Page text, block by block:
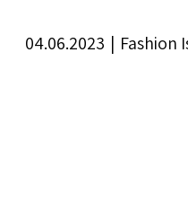
Fashion
|
04.06.2023